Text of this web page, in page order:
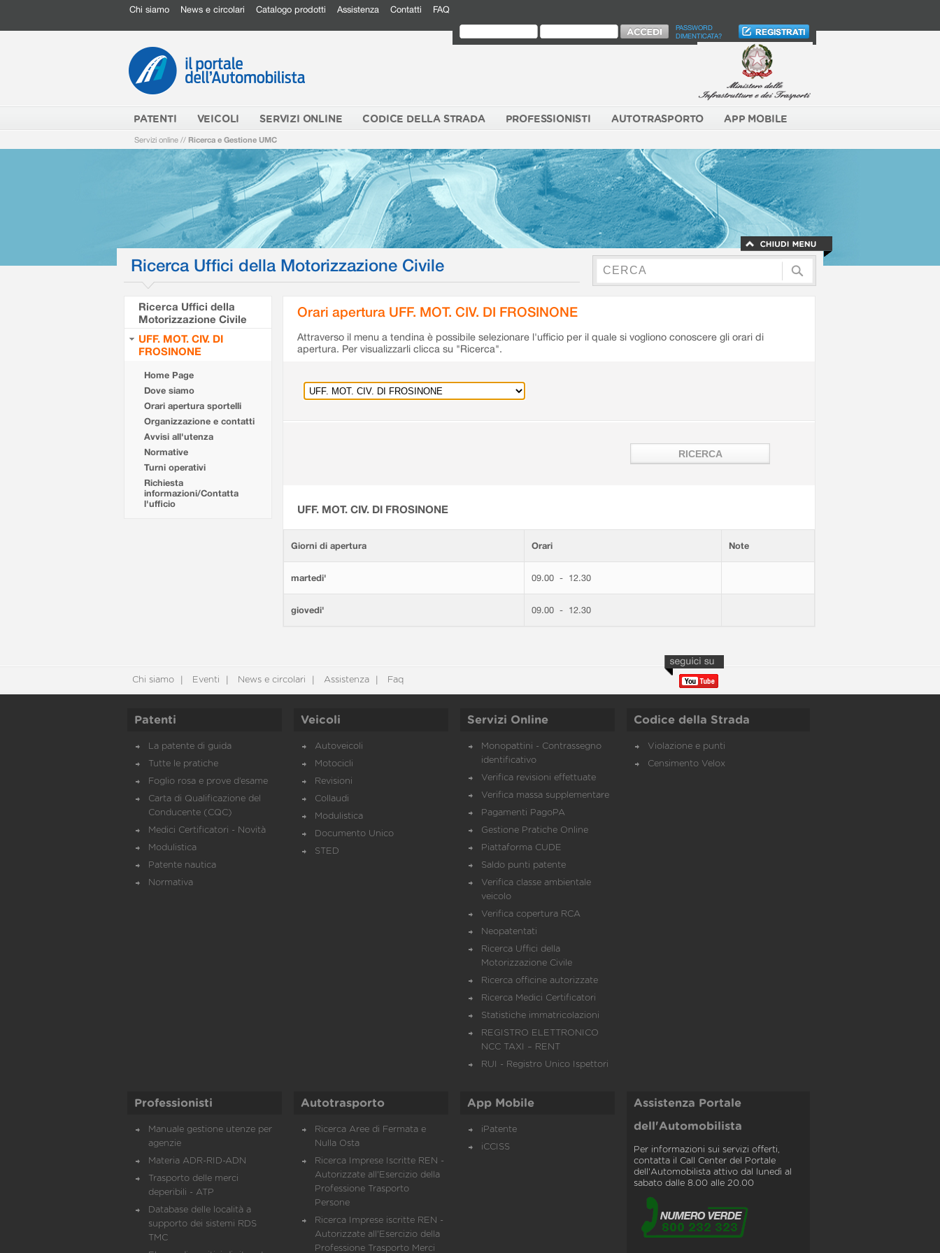
Chi siamo News e circolari Catalogo prodotti Assistenza Contatti FAQ
PASSWORD
DIMENTICATA?
PATENTI VEICOLI SERVIZI ONLINE CODICE DELLA STRADA PROFESSIONISTI AUTOTRASPORTO APP MOBILE
Servizi online // Ricerca e Gestione UMC
Ricerca Uffici della Motorizzazione Civile
Ricerca Uffici della
Motorizzazione Civile
UFF. MOT. CIV. DI
FROSINONE
Home Page
Dove siamo
Orari apertura sportelli
Organizzazione e contatti
Avvisi all'utenza
Normative
Turni operativi
Richiesta
informazioni/Contatta
l'ufficio
Orari apertura UFF. MOT. CIV. DI FROSINONE
Attraverso il menu a tendina è possibile selezionare l'ufficio per il quale si vogliono conoscere gli orari di
apertura. Per visualizzarli clicca su "Ricerca".
UFF. MOT. CIV. DI FROSINONE
Giorni di apertura Orari Note
martedi' 09.00 - 12.30
giovedi' 09.00 - 12.30
Chi siamo Eventi News e circolari Assistenza Faq
Patenti
La patente di guida
Tutte le pratiche
Foglio rosa e prove d’esame
Carta di Qualificazione del
Conducente (CQC)
Medici Certificatori - Novità
Modulistica
Patente nautica
Normativa
Veicoli
Autoveicoli
Motocicli
Revisioni
Collaudi
Modulistica
Documento Unico
STED
Servizi Online
Monopattini - Contrassegno
identificativo
Verifica revisioni effettuate
Verifica massa supplementare
Pagamenti PagoPA
Gestione Pratiche Online
Piattaforma CUDE
Saldo punti patente
Verifica classe ambientale
veicolo
Verifica copertura RCA
Neopatentati
Ricerca Uffici della
Motorizzazione Civile
Ricerca officine autorizzate
Ricerca Medici Certificatori
Statistiche immatricolazioni
REGISTRO ELETTRONICO
NCC TAXI – RENT
RUI - Registro Unico Ispettori
Codice della Strada
Violazione e punti
Censimento Velox
Professionisti
Manuale gestione utenze per
agenzie
Materia ADR-RID-ADN
Trasporto delle merci
deperibili - ATP
Database delle località a
supporto dei sistemi RDS
TMC
Autotrasporto
Ricerca Aree di Fermata e
Nulla Osta
Ricerca Imprese Iscritte REN -
Autorizzate all'Esercizio della
Professione Trasporto
Persone
Ricerca Imprese iscritte REN -
Autorizzate all'Esercizio della
Professione Trasporto Merci
App Mobile
iPatente
iCCISS
Assistenza Portale
dell'Automobilista
Per informazioni sui servizi offerti,
contatta il Call Center del Portale
dell'Automobilista attivo dal lunedì al
sabato dalle 8.00 alle 20.00